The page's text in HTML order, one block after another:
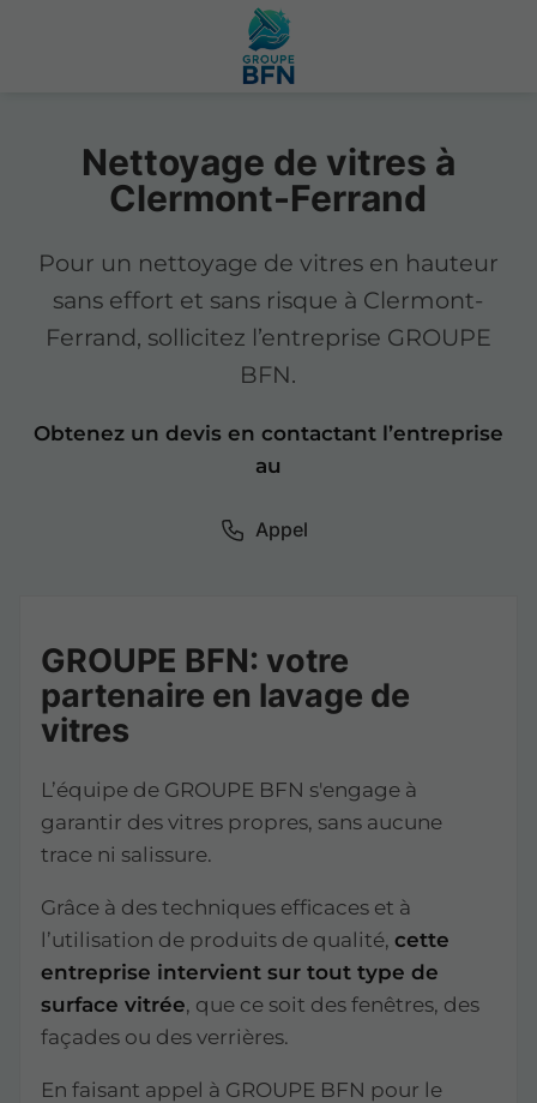
Nettoyage de vitres à
Clermont-Ferrand
Pour un nettoyage de vitres en hauteur
sans effort et sans risque à Clermont-
Ferrand, sollicitez l’entreprise GROUPE
BFN.
Obtenez un devis en contactant l’entreprise
au
Appel
GROUPE BFN: votre
partenaire en lavage de
vitres
L’équipe de GROUPE BFN s'engage à
garantir des vitres propres, sans aucune
trace ni salissure.
Grâce à des techniques efficaces et à
l’utilisation de produits de qualité, cette
entreprise intervient sur tout type de
surface vitrée, que ce soit des fenêtres, des
façades ou des verrières.
En faisant appel à GROUPE BFN pour le